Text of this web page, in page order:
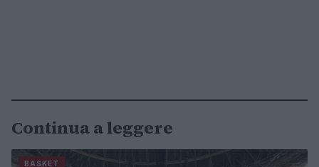
Continua a leggere
BASKET